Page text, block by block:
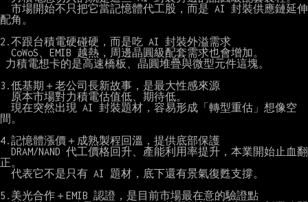
配角。
2.不跟台積電硬碰硬，而是吃 AI 封裝外溢需求
3.低基期＋老公司長新故事，是最大性感來源
間。
4.記憶體漲價＋成熟製程回溫，提供底部保護
正。
5.美光合作＋EMIB 認證，是目前市場最在意的驗證點